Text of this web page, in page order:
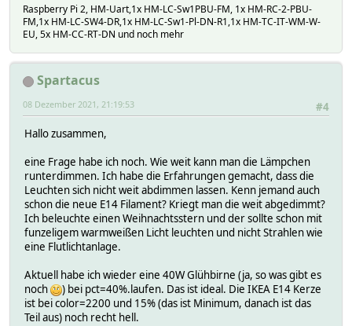
Raspberry Pi 2, HM-Uart,1x HM-LC-Sw1PBU-FM, 1x HM-RC-2-PBU-
FM,1x HM-LC-SW4-DR,1x HM-LC-Sw1-Pl-DN-R1,1x HM-TC-IT-WM-W-
EU, 5x HM-CC-RT-DN und noch mehr
Spartacus
#4
08 Dezember 2021, 21:19:53
Hallo zusammen,
eine Frage habe ich noch. Wie weit kann man die Lämpchen
runterdimmen. Ich habe die Erfahrungen gemacht, dass die
Leuchten sich nicht weit abdimmen lassen. Kenn jemand auch
schon die neue E14 Filament? Kriegt man die weit abgedimmt?
Ich beleuchte einen Weihnachtsstern und der sollte schon mit
funzeligem warmweißen Licht leuchten und nicht Strahlen wie
eine Flutlichtanlage.
Aktuell habe ich wieder eine 40W Glühbirne (ja, so was gibt es
noch
) bei pct=40%.laufen. Das ist ideal. Die IKEA E14 Kerze
ist bei color=2200 und 15% (das ist Minimum, danach ist das
Teil aus) noch recht hell.